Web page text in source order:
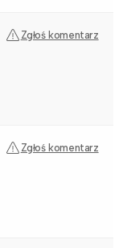
Zgłoś komentarz
Zgłoś komentarz